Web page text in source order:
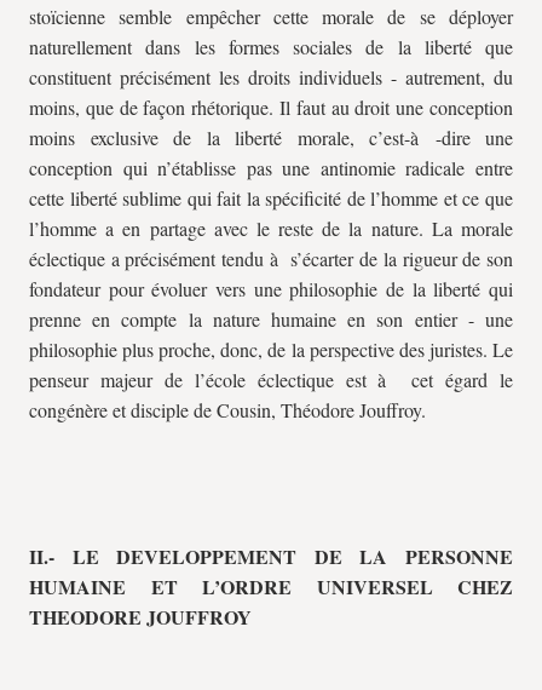
stoïcienne semble empêcher cette morale de se déployer
naturellement dans les formes sociales de la liberté que
constituent précisément les droits individuels - autrement, du
moins, que de façon rhétorique. Il faut au droit une conception
moins exclusive de la liberté morale, c’est-à -dire une
conception qui n’établisse pas une antinomie radicale entre
cette liberté sublime qui fait la spécificité de l’homme et ce que
l’homme a en partage avec le reste de la nature. La morale
éclectique a précisément tendu à s’écarter de la rigueur de son
fondateur pour évoluer vers une philosophie de la liberté qui
prenne en compte la nature humaine en son entier - une
philosophie plus proche, donc, de la perspective des juristes. Le
penseur majeur de l’école éclectique est à cet égard le
congénère et disciple de Cousin, Théodore Jouffroy.
II.- LE DEVELOPPEMENT DE LA PERSONNE
HUMAINE ET L’ORDRE UNIVERSEL CHEZ
THEODORE JOUFFROY